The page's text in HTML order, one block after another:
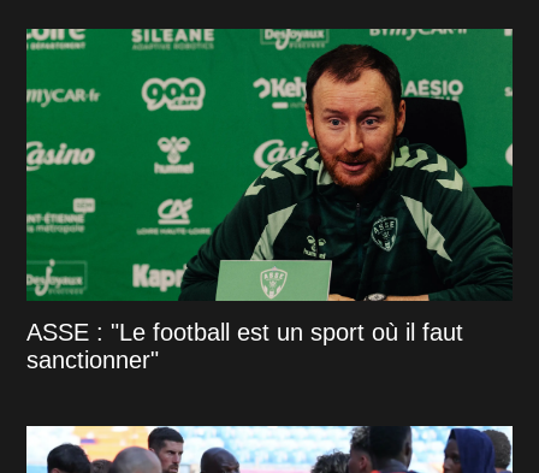
ASSE : "Le football est un sport où il faut
sanctionner"